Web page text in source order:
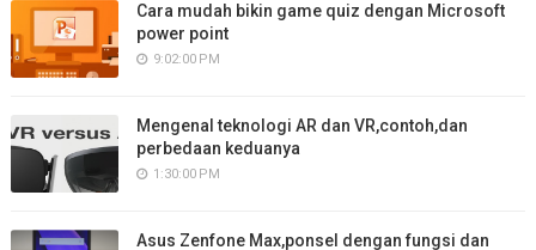
Cara mudah bikin game quiz dengan Microsoft
power point
9:02:00 PM
Mengenal teknologi AR dan VR,contoh,dan
perbedaan keduanya
1:30:00 PM
Asus Zenfone Max,ponsel dengan fungsi dan